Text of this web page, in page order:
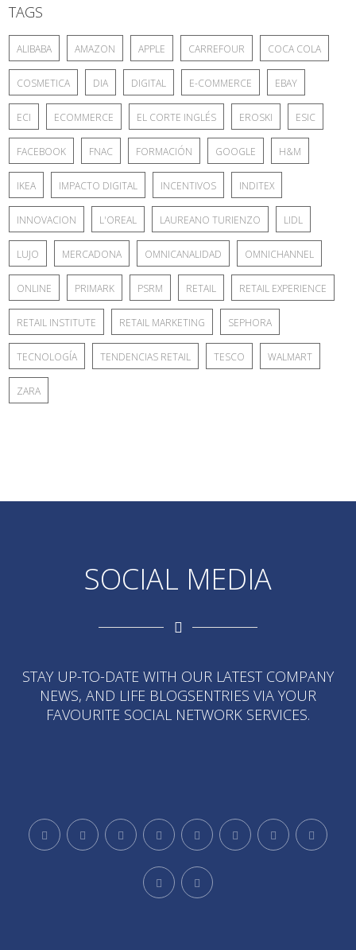
TAGS
ALIBABA AMAZON APPLE CARREFOUR COCA COLA
COSMETICA DIA DIGITAL E-COMMERCE EBAY
ECI ECOMMERCE EL CORTE INGLÉS EROSKI ESIC
FACEBOOK FNAC FORMACIÓN GOOGLE H&M
IKEA IMPACTO DIGITAL INCENTIVOS INDITEX
INNOVACION L'OREAL LAUREANO TURIENZO LIDL
LUJO MERCADONA OMNICANALIDAD OMNICHANNEL
ONLINE PRIMARK PSRM RETAIL RETAIL EXPERIENCE
RETAIL INSTITUTE RETAIL MARKETING SEPHORA
TECNOLOGÍA TENDENCIAS RETAIL TESCO WALMART
ZARA
SOCIAL MEDIA
STAY UP-TO-DATE WITH OUR LATEST COMPANY
NEWS, AND LIFE BLOGSENTRIES VIA YOUR
FAVOURITE SOCIAL NETWORK SERVICES.